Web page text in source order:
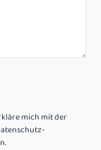
mich mit der